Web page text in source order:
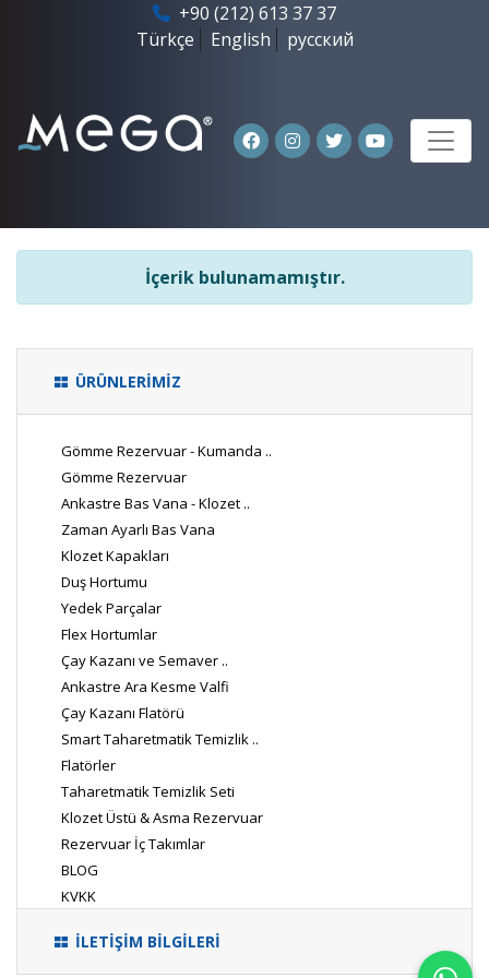
+90 (212) 613 37 37
Türkçe
English русский
İçerik bulunamamıştır.
ÜRÜNLERİMİZ
Gömme Rezervuar - Kumanda ..
Gömme Rezervuar
Ankastre Bas Vana - Klozet ..
Zaman Ayarlı Bas Vana
Klozet Kapakları
Duş Hortumu
Yedek Parçalar
Flex Hortumlar
Çay Kazanı ve Semaver ..
Ankastre Ara Kesme Valfi
Çay Kazanı Flatörü
Smart Taharetmatik Temizlik ..
Flatörler
Taharetmatik Temizlik Seti
Klozet Üstü & Asma Rezervuar
Rezervuar İç Takımlar
BLOG
KVKK
İLETİŞİM BİLGİLERİ